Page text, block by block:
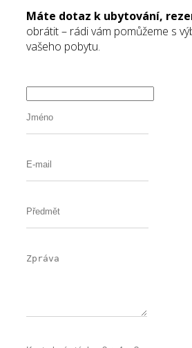
Máte dotaz k ubytování,
obrátit – rádi vám pomůžeme s
vašeho pobytu.